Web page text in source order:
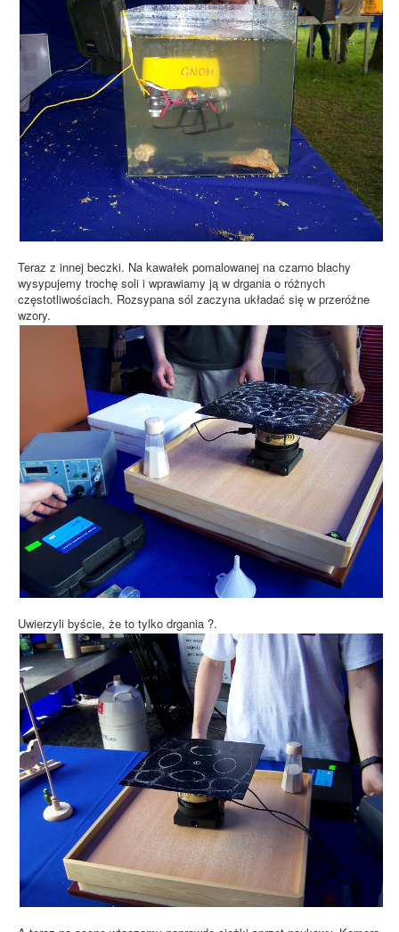
Teraz z innej beczki. Na kawałek pomalowanej na czarno blachy
wysypujemy trochę soli i wprawiamy ją w drgania o różnych
częstotliwościach. Rozsypana sól zaczyna układać się w przeróżne
wzory.
Uwierzyli byście, że to tylko drgania ?.